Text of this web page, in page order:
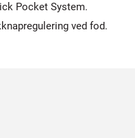
Pocket System.
ved fod.